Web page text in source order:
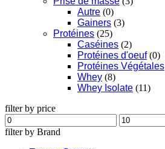
Autre (0)
Gainers (3)
Protéines (25)
Caséines (2)
Protéines d'oeuf (0)
Protéines Végétales
Whey (8)
Whey Isolate (11)
filter by price
filter by Brand